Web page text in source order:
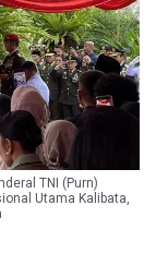
TNI (Purn)
Utama Kalibata,